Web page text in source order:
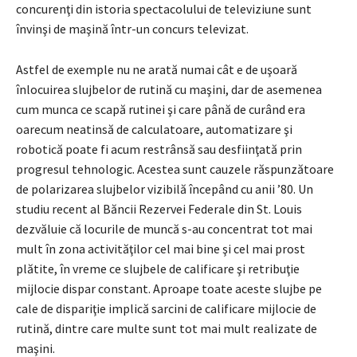
concurenţi din istoria spectacolului de televiziune sunt
învinşi de maşină într-un concurs televizat.
Astfel de exemple nu ne arată numai cât e de uşoară
înlocuirea slujbelor de rutină cu maşini, dar de asemenea
cum munca ce scapă rutinei şi care până de curând era
oarecum neatinsă de calculatoare, automatizare şi
robotică poate fi acum restrânsă sau desfiinţată prin
progresul tehnologic. Acestea sunt cauzele răspunzătoare
de polarizarea slujbelor vizibilă începând cu anii ’80. Un
studiu recent al Băncii Rezervei Federale din St. Louis
dezvăluie că locurile de muncă s-au concentrat tot mai
mult în zona activităţilor cel mai bine şi cel mai prost
plătite, în vreme ce slujbele de calificare şi retribuţie
mijlocie dispar constant. Aproape toate aceste slujbe pe
cale de dispariţie implică sarcini de calificare mijlocie de
rutină, dintre care multe sunt tot mai mult realizate de
maşini.